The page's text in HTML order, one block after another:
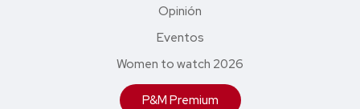
Opinión
Eventos
Women to watch 2026
P&M Premium